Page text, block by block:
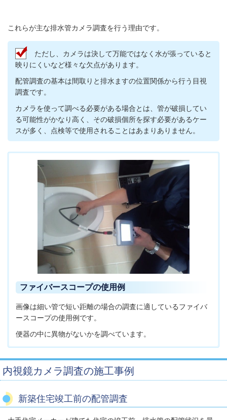
これらが主な排水管カメラ調査を行う理由です。
ただし、カメラは決して万能ではなく水が張っていると
映りにくいなど様々な欠点があります。
配管調査の基本は間取りと排水ますの位置関係から行う目視
調査です。
カメラを使って調べる必要がある場合とは、管が破損してい
る可能性がかなり高く、その破損個所を探す必要があるケー
スが多く、点検等で使用されることはあまりありません。
ファイバースコープの使用例
画像は細い管で短い距離の場合の調査に適しているファイバ
ースコープの使用例です。
便器の中に異物がないかを調べています。
内視鏡カメラ調査の施工事例
新築住宅竣工前の配管調査